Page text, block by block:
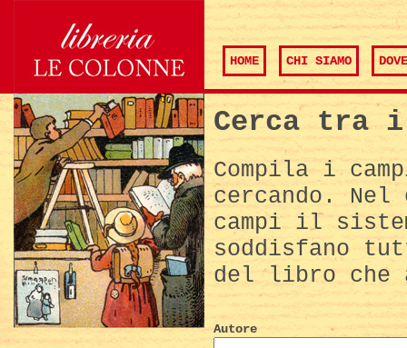
HOME CHI SIAMO
Cerca tra
Compila i
cercando.
campi il
soddisfano
del libro che
Autore